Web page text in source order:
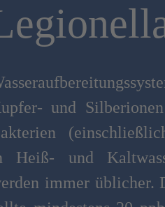
und
Heiß- und
immer üblicher.